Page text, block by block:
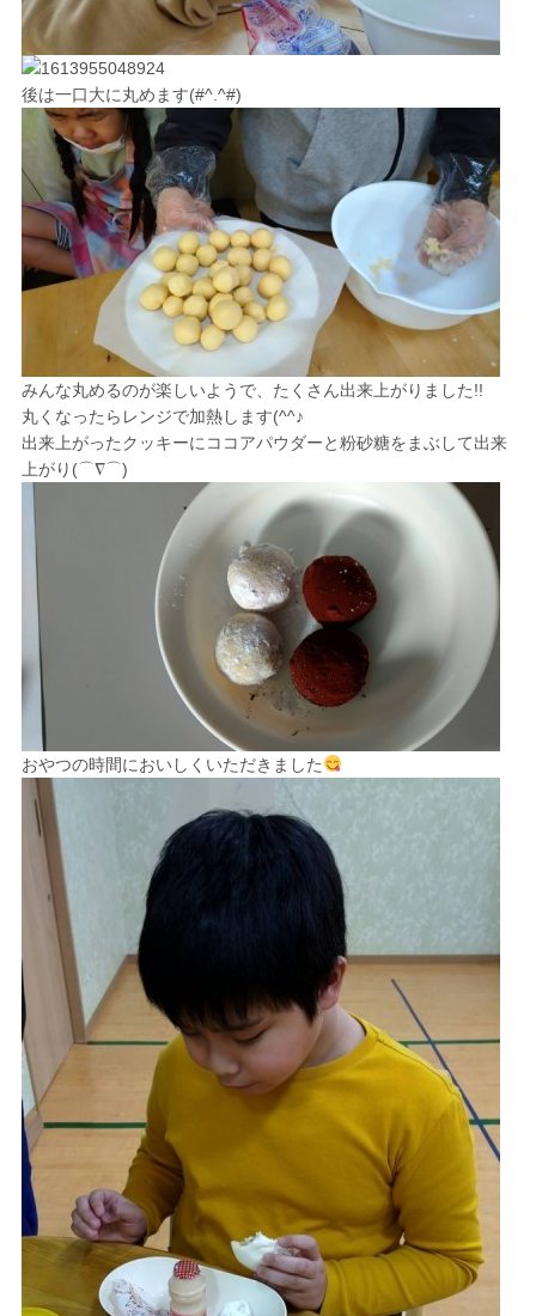
後は一口大に丸めます(#^.^#)
みんな丸めるのが楽しいようで、たくさん出来上がりました!!
丸くなったらレンジで加熱します(^^♪
出来上がったクッキーにココアパウダーと粉砂糖をまぶして出来
上がり(⌒∇⌒)
おやつの時間においしくいただきました